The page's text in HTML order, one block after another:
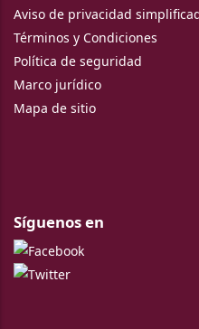
Aviso de privacidad
Términos y Condiciones
Política de seguridad
Marco jurídico
Mapa de sitio
Síguenos en